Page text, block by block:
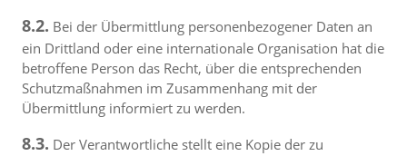
8.2. Bei der Übermittlung personenbezogener Daten an
ein Drittland oder eine internationale Organisation hat die
betroffene Person das Recht, über die entsprechenden
Schutzmaßnahmen im Zusammenhang mit der
Übermittlung informiert zu werden.
8.3. Der Verantwortliche stellt eine Kopie der zu